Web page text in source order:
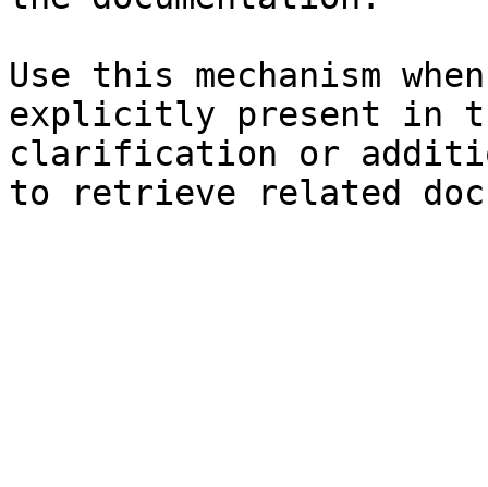
Use this mechanism
explicitly present in
clarification or